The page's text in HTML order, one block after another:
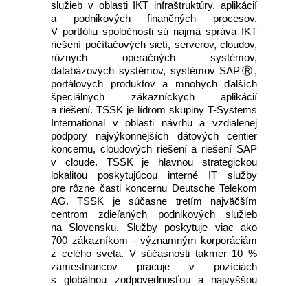
služieb v oblasti IKT infraštruktúry, aplikácií
a podnikových finančných procesov.
V portfóliu spoločnosti sú najmä správa IKT
riešení počítačových sietí, serverov, cloudov,
rôznych operačných systémov,
databázových systémov, systémov SAPⓇ,
portálových produktov a mnohých ďalších
špeciálnych zákazníckych aplikácií
a riešení. TSSK je lídrom skupiny T-Systems
International v oblasti návrhu a vzdialenej
podpory najvýkonnejších dátových centier
koncernu, cloudových riešení a riešení SAP
v cloude. TSSK je hlavnou strategickou
lokalitou poskytujúcou interné IT služby
pre rôzne časti koncernu Deutsche Telekom
AG. TSSK je súčasne tretím najväčším
centrom zdieľaných podnikových služieb
na Slovensku. Služby poskytuje viac ako
700 zákazníkom - významným korporáciám
z celého sveta. V súčasnosti takmer 10 %
zamestnancov pracuje v pozíciách
s globálnou zodpovednosťou a najvyššou